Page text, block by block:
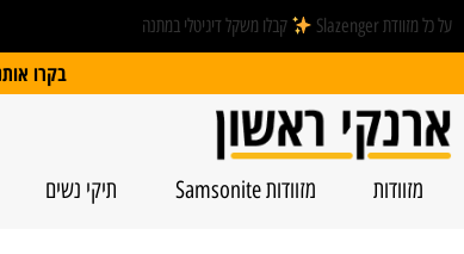
על כל מזוודת Slazenger קבלו משקל דיגיטלי במתנה
בקרו אותנו גם בחנות
מזוודות מזוודות Samsonite תיקי נשים